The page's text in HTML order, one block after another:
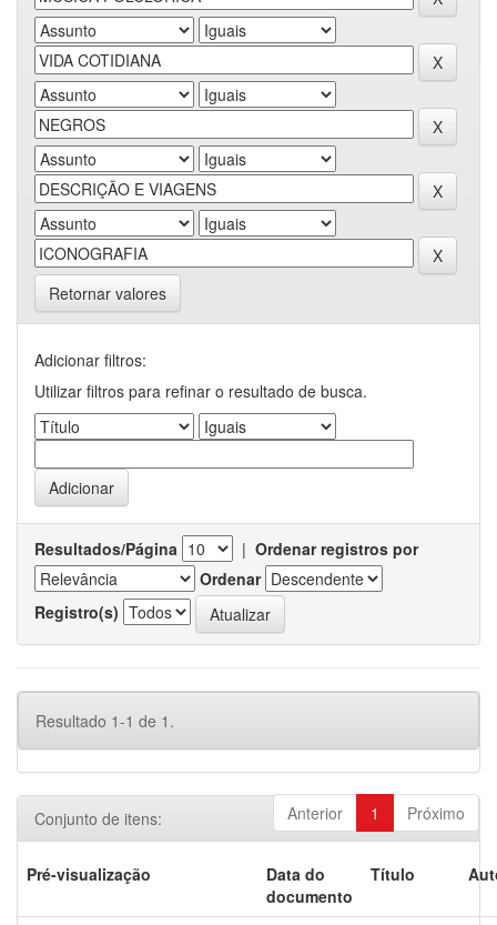
Retornar valores
Adicionar filtros:
Utilizar filtros para refinar o resultado de busca.
Resultados/Página | Ordenar registros por
Ordenar
Registro(s)
Resultado 1-1 de 1.
Anterior 1 Próximo
Conjunto de itens:
Pré-visualização
Data do
documento
Título